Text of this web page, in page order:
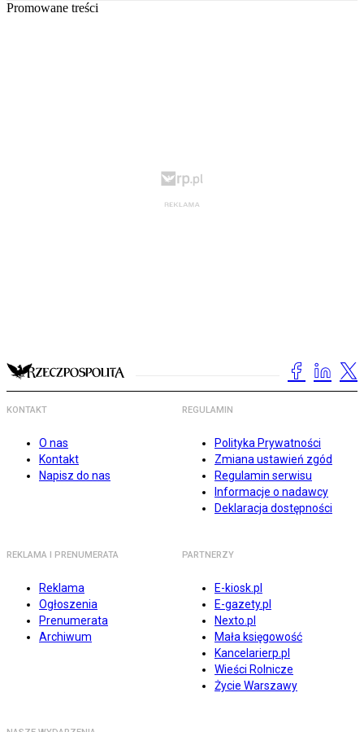
Promowane treści
KONTAKT
O nas
Kontakt
Napisz do nas
REGULAMIN
Polityka Prywatności
Zmiana ustawień zgód
Regulamin serwisu
Informacje o nadawcy
Deklaracja dostępności
REKLAMA I PRENUMERATA
Reklama
Ogłoszenia
Prenumerata
Archiwum
PARTNERZY
E-kiosk.pl
E-gazety.pl
Nexto.pl
Mała księgowość
Kancelarierp.pl
Wieści Rolnicze
Życie Warszawy